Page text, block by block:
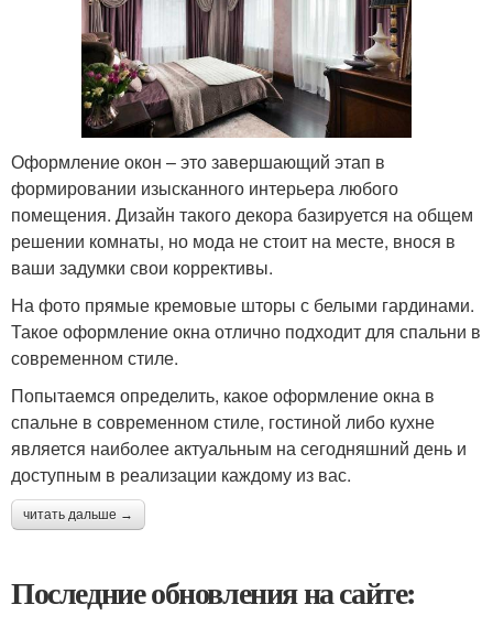
Оформление окон – это завершающий этап в
формировании изысканного интерьера любого
помещения. Дизайн такого декора базируется на общем
решении комнаты, но мода не стоит на месте, внося в
ваши задумки свои коррективы.
На фото прямые кремовые шторы с белыми гардинами.
Такое оформление окна отлично подходит для спальни в
современном стиле.
Попытаемся определить, какое оформление окна в
спальне в современном стиле, гостиной либо кухне
является наиболее актуальным на сегодняшний день и
доступным в реализации каждому из вас.
читать дальше →
Последние обновления на сайте: